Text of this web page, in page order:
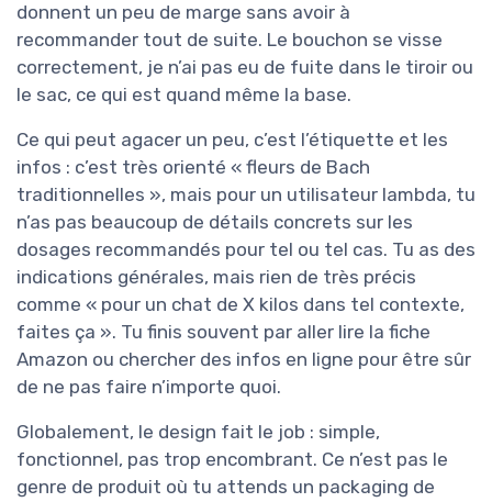
donnent un peu de marge sans avoir à
recommander tout de suite. Le bouchon se visse
correctement, je n’ai pas eu de fuite dans le tiroir ou
le sac, ce qui est quand même la base.
Ce qui peut agacer un peu, c’est l’étiquette et les
infos : c’est très orienté « fleurs de Bach
traditionnelles », mais pour un utilisateur lambda, tu
n’as pas beaucoup de détails concrets sur les
dosages recommandés pour tel ou tel cas. Tu as des
indications générales, mais rien de très précis
comme « pour un chat de X kilos dans tel contexte,
faites ça ». Tu finis souvent par aller lire la fiche
Amazon ou chercher des infos en ligne pour être sûr
de ne pas faire n’importe quoi.
Globalement, le design fait le job : simple,
fonctionnel, pas trop encombrant. Ce n’est pas le
genre de produit où tu attends un packaging de